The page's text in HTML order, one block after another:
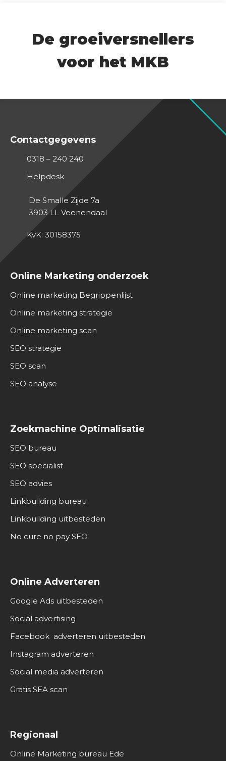
De groeiversnellers
voor het MKB
Online Marketing onderzoek
Online marketing Begrippenlijst
Online marketing strategie
Online marketing scan
SEO strategie
SEO scan
SEO analyse
Zoekmachine Optimalisatie
SEO bureau
SEO specialist
SEO advies
Linkbuilding bureau
Linkbuilding uitbesteden
No cure no pay SEO
Online Adverteren
Google Ads uitbesteden
Social advertising
Facebook adverteren uitbesteden
Instagram adverteren
Social media adverteren
Gratis SEA scan
Contactgegevens
0318 – 240 240
Helpdesk
De Smalle Zijde 7a
3903 LL Veenendaal
KvK: 30158375
Regionaal
Online Marketing bureau Ede